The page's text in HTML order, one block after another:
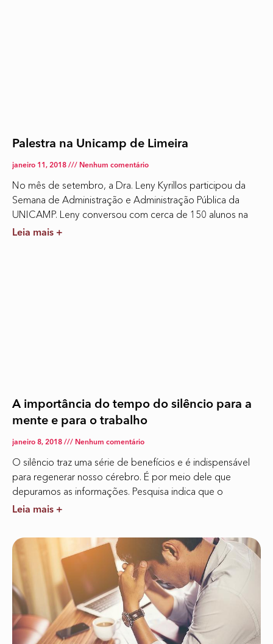
Palestra na Unicamp de Limeira
janeiro 11, 2018 Nenhum comentário
No mês de setembro, a Dra. Leny Kyrillos participou da
Semana de Administração e Administração Pública da
UNICAMP. Leny conversou com cerca de 150 alunos na
Leia mais +
A importância do tempo do silêncio para a
mente e para o trabalho
janeiro 8, 2018 Nenhum comentário
O silêncio traz uma série de benefícios e é indispensável
para regenerar nosso cérebro. É por meio dele que
depuramos as informações. Pesquisa indica que o
Leia mais +